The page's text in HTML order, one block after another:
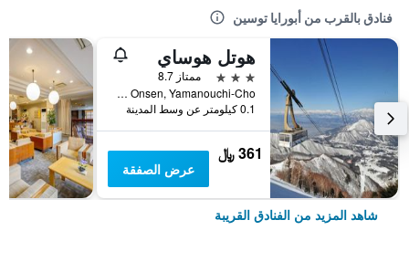
فنادق بالقرب من أبورايا توسين
هوتل هوساي
3 نجوم
ممتاز 8.7
Yudanaka Onsen, Yamanouchi-Cho, يامانوشي, اليابان
0.1 كيلومتر عن وسط المدينة
361 ﷼
عرض الصفقة
شاهد المزيد من الفنادق القريبة